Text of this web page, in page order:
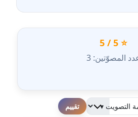
سيد
شقليط
⭐ 5 / 5
المصوّتين: 3
لطفا قم بالتقييم